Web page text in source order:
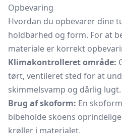
Opbevaring
Hvordan du opbevarer dine
holdbarhed og form. For at
materiale er korrekt
Klimakontrolleret område:
tørt, ventileret sted for at
skimmelsvamp og dårlig lugt.
Brug af skoform: En
bibeholde skoens
krøller i materialet.